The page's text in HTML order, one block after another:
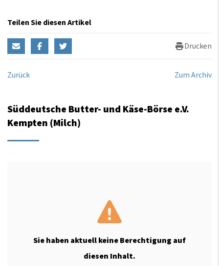
Teilen Sie diesen Artikel
Drucken
Zurück Zum Archiv
Süddeutsche Butter- und Käse-Börse e.V.
Kempten (Milch)
Sie haben aktuell keine Berechtigung auf
diesen Inhalt.